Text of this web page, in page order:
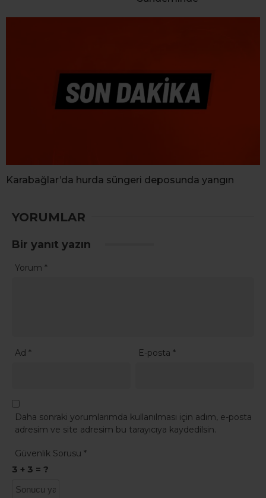
Karabağlar’da hurda süngeri deposunda yangın
YORUMLAR
Bir yanıt yazın
Yorum *
Ad * E-posta*
Daha sonraki yorumlarımda kullanılması için adım, e-posta
adresim ve site adresim bu tarayıcıya kaydedilsin.
Güvenlik Sorusu *
3 + 3 = ?